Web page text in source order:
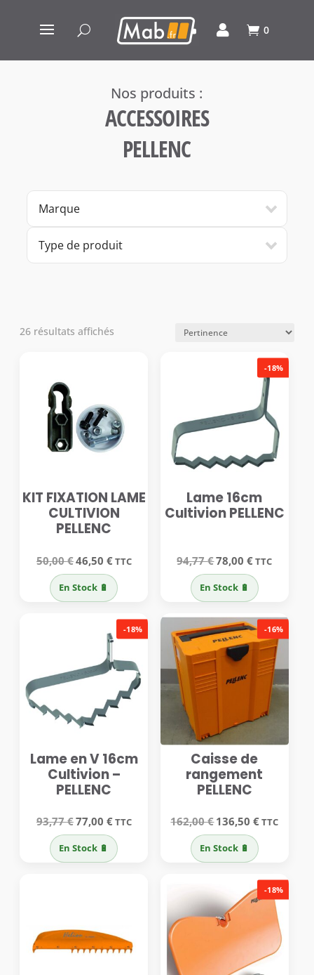
0
ACCESSOIRES
PELLENC
Marque
Type de produit
26 résultats affichés
KIT FIXATION LAME
CULTIVION
PELLENC
50,00€Le
prix
initial
était :
50,00 €.
46,50 €Le
actuel
est :
46,50 €.
TTC
En Stock 🔋
-18%
Lame 16cm
Cultivion PELLENC
94,77€Le
prix
initial
était :
94,77 €.
78,00€Le
actuel
est :
78,00 €.
TTC
En Stock 🔋
-18%
Lame en V 16cm
Cultivion –
PELLENC
93,77€Le
initial
était :
93,77 €.
77,00 €Le
actuel
est :
TTC
En Stock 🔋
-16%
Caisse de
rangement
PELLENC
162,00€Le
initial
était :
162,00 €.
136,50€Le
TTC
En Stock 🔋
-18%